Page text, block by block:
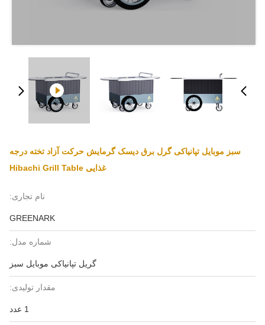
سبز موبایل تپانیاکی گرل برق دیسک گرمایش حرکت آزاد تخته درجه
غذایی Hibachi Grill Table
نام تجاری:
GREENARK
شماره مدل:
گریل تپانیاکی موبایل سبز
مقدار تولیدی:
1 عدد